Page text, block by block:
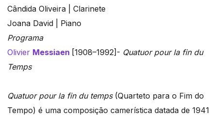
Cândida Oliveira | Clarinete
Joana David | Piano
Programa
Olivier Messiaen [1908–1992]- Quatuor pour la fin du
Temps
Quatuor pour la fin du temps (Quarteto para o Fim do
Tempo) é uma composição camerística datada de 1941